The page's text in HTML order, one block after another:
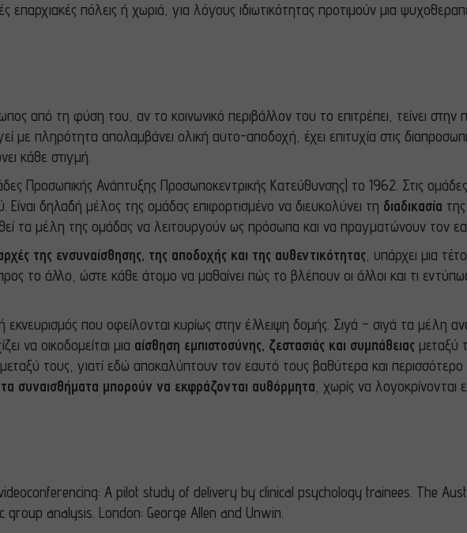
πόλεις ή χωριά, για λόγους ιδιωτικότητας προτιμούν μια
από τη φύση του, αν το κοινωνικό περιβάλλον του το επιτρέπει, τείνει
με πληρότητα απολαμβάνει ολική αυτο-αποδοχή, έχει επιτυχία στις
κάθε στιγμή.
Προσωπικής Ανάπτυξης Προσωποκεντρικής Κατεύθυνσης) το 1962. Στις
δηλαδή μέλος της ομάδας επιφορτισμένο να διευκολύνει τη διαδικασία
τα μέλη της ομάδας να λειτουργούν ως πρόσωπα και να πραγματώνουν τον
της ενσυναίσθησης, της αποδοχής και της αυθεντικότητας , υπάρχει μια
το άλλο, ώστε κάθε άτομο να μαθαίνει πώς το βλέπουν οι άλλοι και τι
εκνευρισμός που οφείλονται κυρίως στην έλλειψη δομής. Σιγά – σιγά τα μέλη
να οικοδομείται μια αίσθηση εμπιστοσύνης, ζεστασιάς και συμπάθειας μεταξύ
μεταξύ τους, γιατί εδώ αποκαλύπτουν τον εαυτό τους βαθύτερα και
τα συναισθήματα μπορούν να εκφράζονται αυθόρμητα , χωρίς να
A pilot study of delivery by clinical psychology trainees. The
analysis. London: George Allen and Unwin.